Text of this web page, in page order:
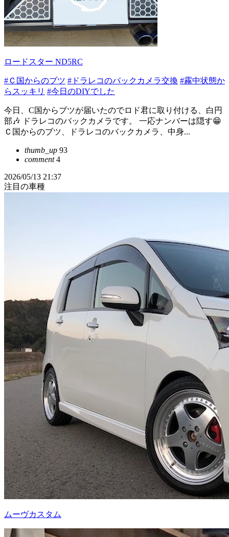
ロードスター ND5RC
#Ｃ国からのブツ #ドラレコのバックカメラ交換 #霧中状態か
らスッキリ #今日のDIYでした
今日、C国からブツが届いたのでロド君に取り付ける、白円
部🎶 ドラレコのバックカメラです。 一応ナンバーは隠す😁
Ｃ国からのブツ、ドラレコのバックカメラ、中身...
thumb_up 93
comment4
2026/05/13 21:37
注目の車種
ムーヴカスタム